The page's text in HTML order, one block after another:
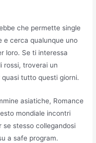
che permette single
e cerca qualunque uno
loro. Se ti interessa
rossi, troverai un
tutto questi giorni.
asiatiche, Romance
mondiale incontri
se stesso collegandosi
a safe program.